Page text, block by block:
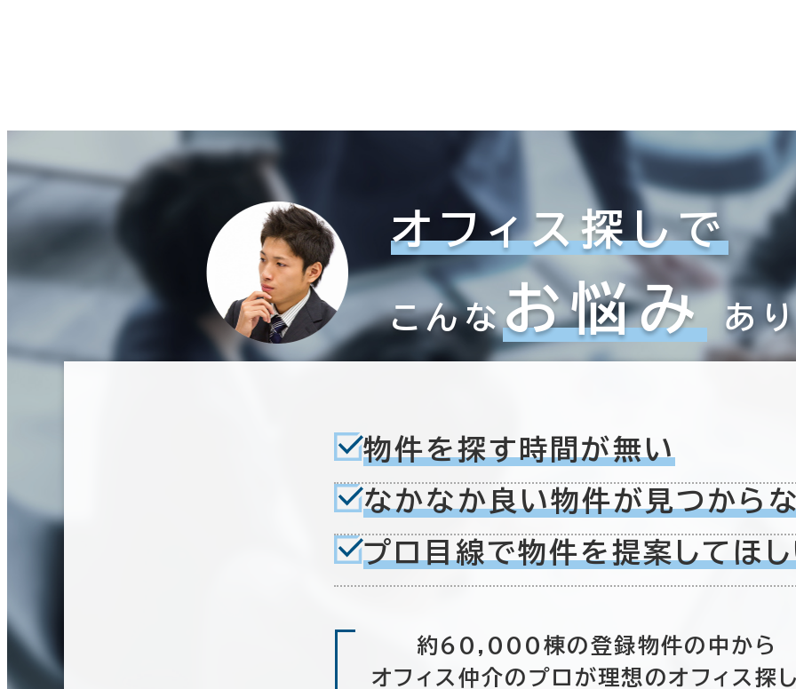
オフィス探しで
こんな お悩み あ
物件を探す時間が無い
なかなか良い物件が 見つから
プロ目線で物件を提案してほ
約60,000棟の登録物件の中から
オフィス仲介のプロが理想のオフィス探